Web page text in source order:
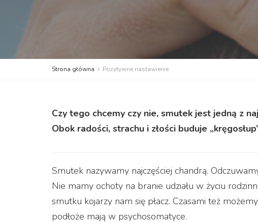
Strona główna Pozytywne nastawienie
Czy tego chcemy czy nie, smutek jest jedną z
Obok radości, strachu i złości buduje
Smutek nazywamy najczęściej chandrą.
Nie mamy ochoty na branie udziału w życiu
smutku kojarzy nam się płacz. Czasami też
podłoże mają w psychosomatyce.